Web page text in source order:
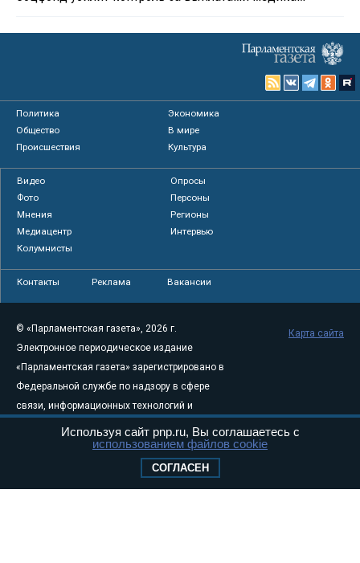
Политика
Экономика
Общество
В мире
Происшествия
Культура
Видео
Опросы
Фото
Персоны
Мнения
Регионы
Медиацентр
Интервью
Колумнисты
Контакты Реклама Вакансии
© «Парламентская газета», 2026 г.
Электронное периодическое издание
«Парламентская газета» зарегистрировано в
Федеральной службе по надзору в сфере
связи, информационных технологий и
августа 2011 года. 18+
Свидетельство о регистрации Эл № ФС77-
Карта сайта
Используя сайт pnp.ru, Вы соглашаетесь с
использованием файлов cookie
СОГЛАСЕН